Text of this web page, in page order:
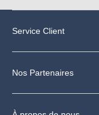
Service Client
Nos Partenaires